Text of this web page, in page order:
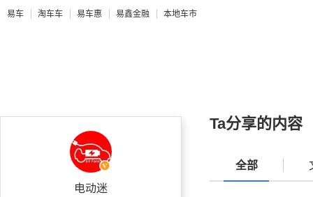
易车 淘车车 易车惠 易鑫金融 本地车市
电动迷
Ta分享的内容
全部